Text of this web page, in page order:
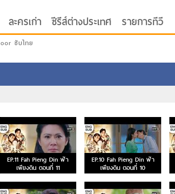
ละครเก่า ซีรีส์ต่างประเทศ รายการทีวี
ซับไทย
EP.11 Fah Pieng Din ฟ้า
เพียงดิน ตอนที่ 11
EP.10 Fah Pieng Din ฟ้า
เพียงดิน ตอนที่ 10